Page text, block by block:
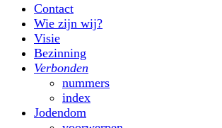
Contact
Wie zijn wij?
Visie
Bezinning
Verbonden
nummers
index
Jodendom